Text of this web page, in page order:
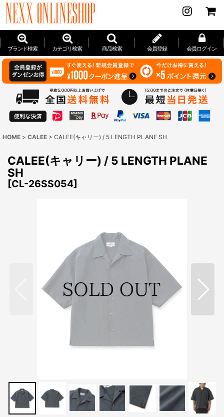
ブランド検索 カテゴリ検索 商品検索 会員登録 会員ログイン
HOME > CALEE > CALEE(キャリー) / 5 LENGTH PLANE SH
CALEE(キャリー) / 5 LENGTH PLANE
SH
[CL-26SS054]